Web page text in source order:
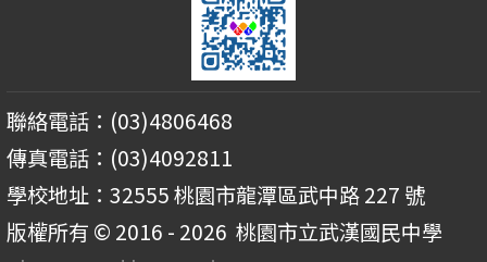
聯絡電話：(03)4806468
傳真電話：(03)4092811
學校地址：32555 桃園市龍潭區武中路 227 號
版權所有 © 2016 - 2026 桃園市立武漢國民中學